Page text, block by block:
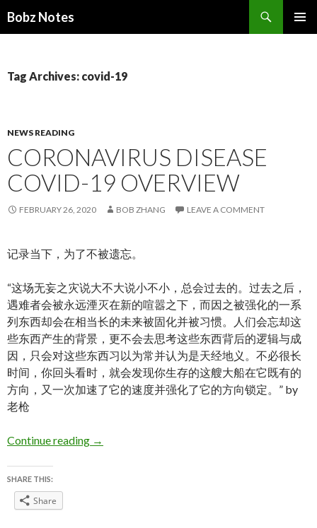
Bobz Notes
Tag Archives: covid-19
NEWS READING
CORONAVIRUS DISEASE
COVID-19 OVERVIEW
FEBRUARY 26, 2020 BOB ZHANG LEAVE A COMMENT
记录当下，为了不被遗忘。
“这场无妄之灾说大不大说小不小，总会过去的。过去之后，
遇难者会被永远湮灭在新的喧嚣之下，而因之被强化的一系
列东西却会在相当长的未来被固化并被习惯。人们会忘却这
些东西产生的背景，更不会去思考这些东西背后的逻辑与成
因，只会对这些东西习以为常并认为是天经地义。不必很长
时间，你回头看时，就会发现你生存的这艘大船在它既有的
方向，又一次加速了它的速度并强化了它的方向锁定。” by
老枪
Continue reading Coronavirus Disease COVID-19 Overview
→
SHARE THIS:
Share